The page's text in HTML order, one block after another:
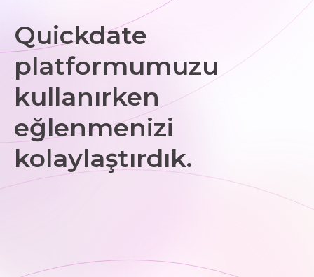
Quickdate
platformumuzu
kullanırken
eğlenmenizi
kolaylaştırdık.